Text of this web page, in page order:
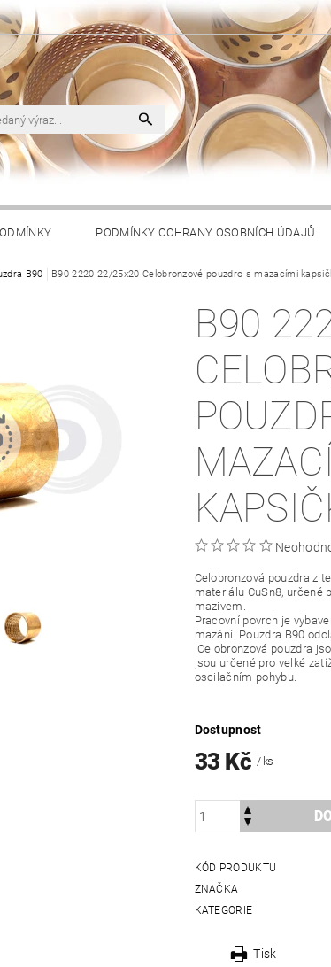
PODMÍNKY OCHRANY OSOBNÍCH ÚDAJŮ
B90 B90 2220 22/25x20 Celobronzové pouzdro s mazacími
B90
Celobronzová pouzdra z
materiálu CuSn8, určené
mazivem.
Pracovní povrch je
mazání. Pouzdra B90
.Celobronzová pouzdra
jsou určené pro velké
oscilačním pohybu.
Dostupnost
33 Kč / ks
KÓD PRODUKTU
ZNAČKA
KATEGORIE
Tisk